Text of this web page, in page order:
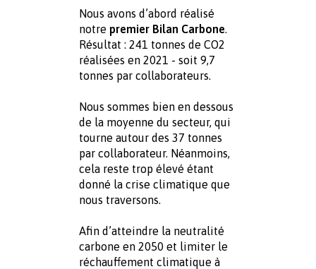
Nous avons d’abord réalisé
notre premier Bilan Carbone.
Résultat : 241 tonnes de CO2
réalisées en 2021 - soit 9,7
tonnes par collaborateurs.
Nous sommes bien en dessous
de la moyenne du secteur, qui
tourne autour des 37 tonnes
par collaborateur. Néanmoins,
cela reste trop élevé étant
donné la crise climatique que
nous traversons.
Afin d’atteindre la neutralité
carbone en 2050 et limiter le
réchauffement climatique à